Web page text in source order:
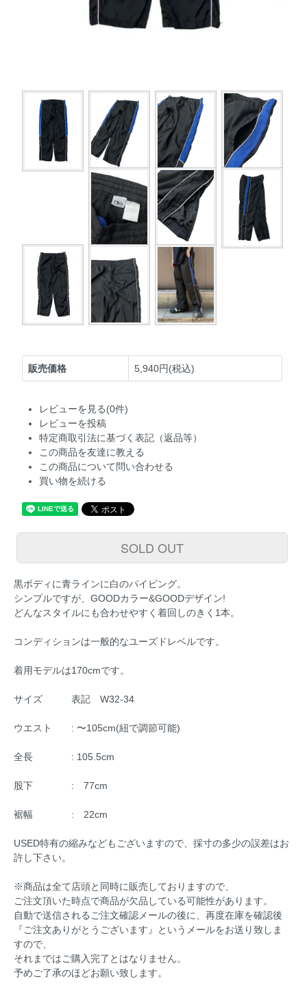
販売価格 5,940円(税込)
レビューを見る(0件)
レビューを投稿
特定商取引法に基づく表記（返品等）
この商品を友達に教える
この商品について問い合わせる
買い物を続ける
SOLD OUT
黒ボディに青ラインに白のパイピング。
シンプルですが、GOODカラー&GOODデザイン!
どんなスタイルにも合わせやすく着回しのきく1本。
コンディションは一般的なユーズドレベルです。
着用モデルは170cmです。
サイズ 表記 W32-34
ウエスト : 〜105cm(紐で調節可能)
全長 : 105.5cm
股下 : 77cm
裾幅 : 22cm
USED特有の縮みなどもございますので、採寸の多少の誤差はお
許し下さい。
※商品は全て店頭と同時に販売しておりますので、
ご注文頂いた時点で商品が欠品している可能性があります。
自動で送信されるご注文確認メールの後に、再度在庫を確認後
『ご注文ありがとうございます』というメールをお送り致しま
すので、
それまではご購入完了とはなりません。
予めご了承のほどお願い致します。